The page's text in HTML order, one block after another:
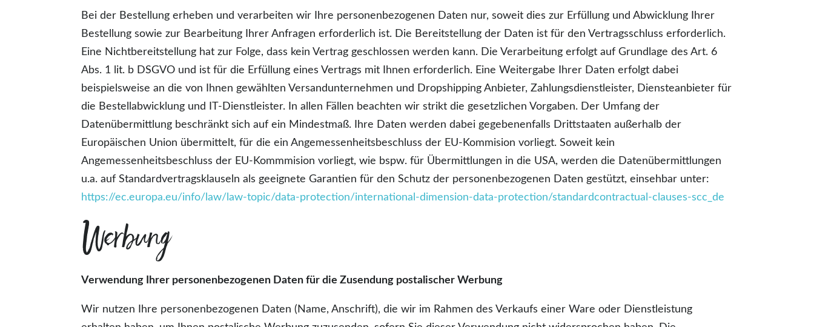
Bei der Bestellung erheben und verarbeiten wir Ihre personenbezogenen Daten nur, soweit dies zur Erfüllung und Abwicklung Ihrer
Bestellung sowie zur Bearbeitung Ihrer Anfragen erforderlich ist. Die Bereitstellung der Daten ist für den Vertragsschluss erforderlich.
Eine Nichtbereitstellung hat zur Folge, dass kein Vertrag geschlossen werden kann. Die Verarbeitung erfolgt auf Grundlage des Art. 6
Abs. 1 lit. b DSGVO und ist für die Erfüllung eines Vertrags mit Ihnen erforderlich. Eine Weitergabe Ihrer Daten erfolgt dabei
beispielsweise an die von Ihnen gewählten Versandunternehmen und Dropshipping Anbieter, Zahlungsdienstleister, Diensteanbieter für
die Bestellabwicklung und IT-Dienstleister. In allen Fällen beachten wir strikt die gesetzlichen Vorgaben. Der Umfang der
Datenübermittlung beschränkt sich auf ein Mindestmaß. Ihre Daten werden dabei gegebenenfalls Drittstaaten außerhalb der
Europäischen Union übermittelt, für die ein Angemessenheitsbeschluss der EU-Kommision vorliegt. Soweit kein
Angemessenheitsbeschluss der EU-Kommmision vorliegt, wie bspw. für Übermittlungen in die USA, werden die Datenübermittlungen
u.a. auf Standardvertragsklauseln als geeignete Garantien für den Schutz der personenbezogenen Daten gestützt, einsehbar unter:
https://ec.europa.eu/info/law/law-topic/data-protection/international-dimension-data-protection/standardcontractual-clauses-scc_de
Werbung
Verwendung Ihrer personenbezogenen Daten für die Zusendung postalischer Werbung
Wir nutzen Ihre personenbezogenen Daten (Name, Anschrift), die wir im Rahmen des Verkaufs einer Ware oder Dienstleistung